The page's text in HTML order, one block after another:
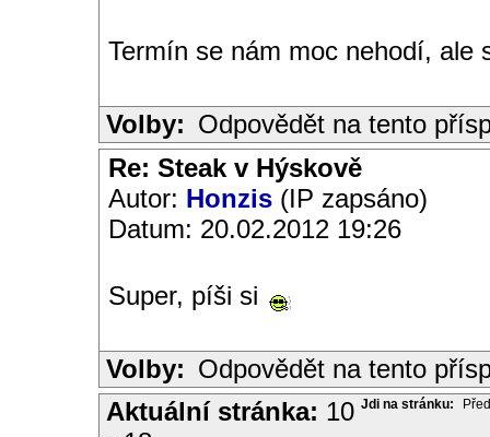
Termín se nám moc nehodí, ale
Volby: Odpovědět na tento
Re: Steak v Hýskově
Autor: Honzis (IP zapsáno)
Datum: 20.02.2012 19:26
Super, píši si
Volby: Odpovědět na tento
Jdi na stránku:
Aktuální stránka: 10